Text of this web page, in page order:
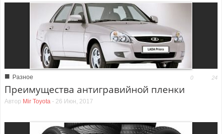
■ Разное 0 24
Преимущества антигравийной пленки
Автор Mir Toyota - 26 Июн, 2017